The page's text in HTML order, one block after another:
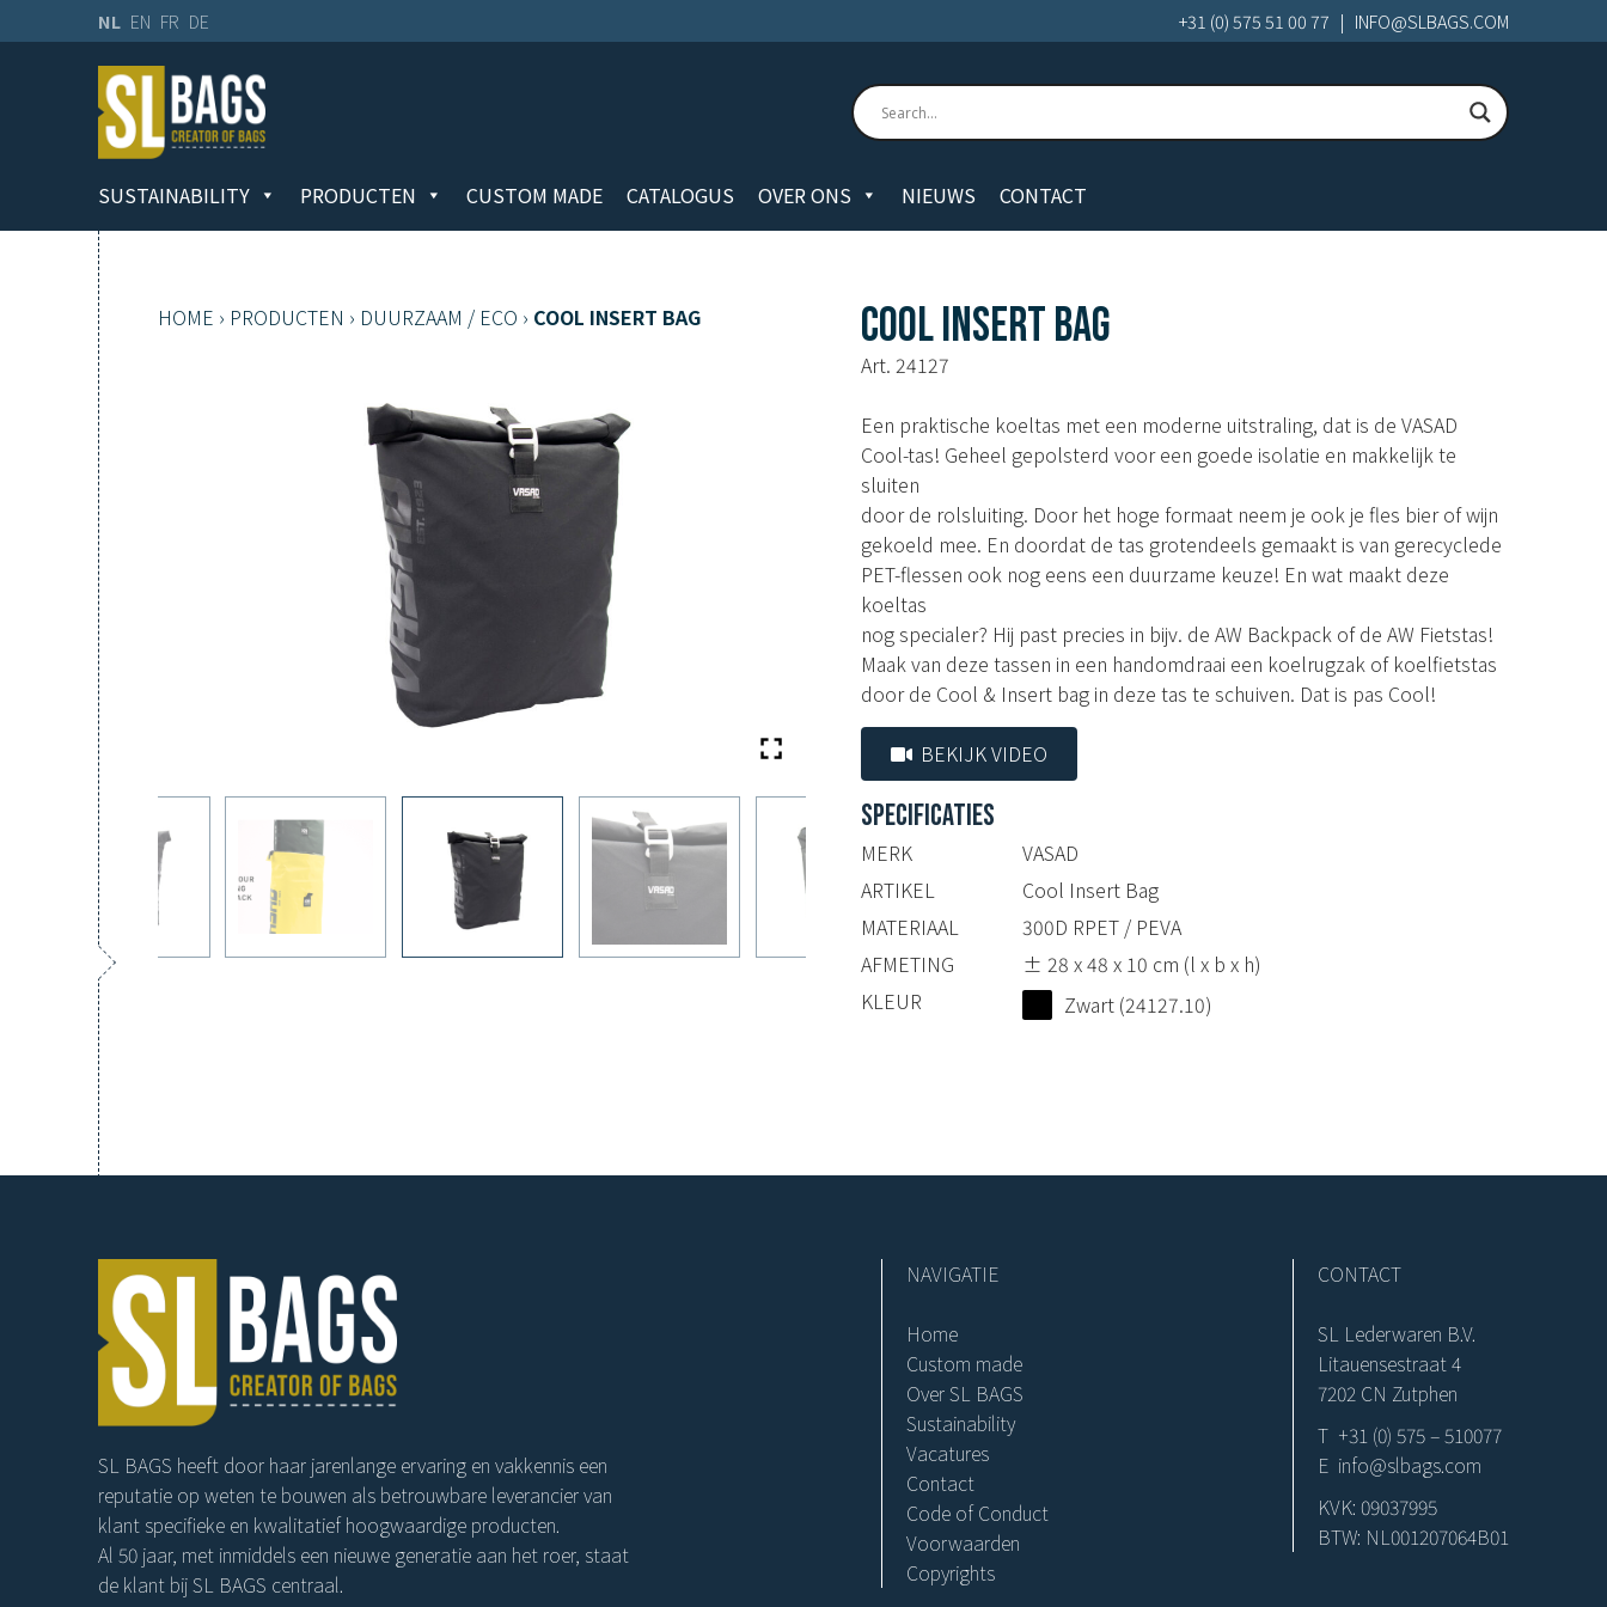
NL EN FR DE +31 (0) 575 51 00 77 | INFO@SLBAGS.COM
SUSTAINABILITY PRODUCTEN CUSTOM MADE CATALOGUS OVER ONS NIEUWS CONTACT
HOME › PRODUCTEN › DUURZAAM / ECO › COOL INSERT BAG COOL INSERT BAG
Art. 24127
Een praktische koeltas met een moderne uitstraling, dat is de VASAD
Cool-tas! Geheel gepolsterd voor een goede isolatie en makkelijk te
sluiten
door de rolsluiting. Door het hoge formaat neem je ook je fles bier of wijn
gekoeld mee. En doordat de tas grotendeels gemaakt is van gerecyclede
PET-flessen ook nog eens een duurzame keuze! En wat maakt deze
koeltas
nog specialer? Hij past precies in bijv. de AW Backpack of de AW Fietstas!
Maak van deze tassen in een handomdraai een koelrugzak of koelfietstas
door de Cool & Insert bag in deze tas te schuiven. Dat is pas Cool!
BEKIJK VIDEO
SPECIFICATIES
MERK
VASAD
ARTIKEL
Cool Insert Bag
MATERIAAL
300D RPET / PEVA
AFMETING
± 28 x 48 x 10 cm (l x b x h)
KLEUR
Zwart (24127.10)
SL BAGS heeft door haar jarenlange ervaring en vakkennis een
reputatie op weten te bouwen als betrouwbare leverancier van
klant specifieke en kwalitatief hoogwaardige producten.
Al 50 jaar, met inmiddels een nieuwe generatie aan het roer, staat
de klant bij SL BAGS centraal.
NAVIGATIE
Home
Custom made
Over SL BAGS
Sustainability
Vacatures
Contact
Code of Conduct
Voorwaarden
Copyrights
CONTACT
SL Lederwaren B.V.
Litauensestraat 4
7202 CN Zutphen
T +31 (0) 575 – 510077
E info@slbags.com
KVK: 09037995
BTW: NL001207064B01